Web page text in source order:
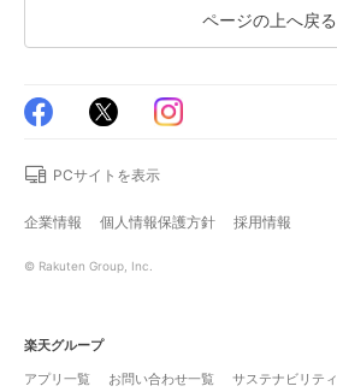
ページの上へ戻る
PCサイトを表示
企業情報 個人情報保護方針 採用情報
© Rakuten Group, Inc.
楽天グループ
アプリ一覧
お問い合わせ一覧 サステナビリティ